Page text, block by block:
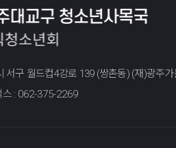
서구 월드컵4강로 139 (쌍촌동) (재)광주
: 062-375-2269